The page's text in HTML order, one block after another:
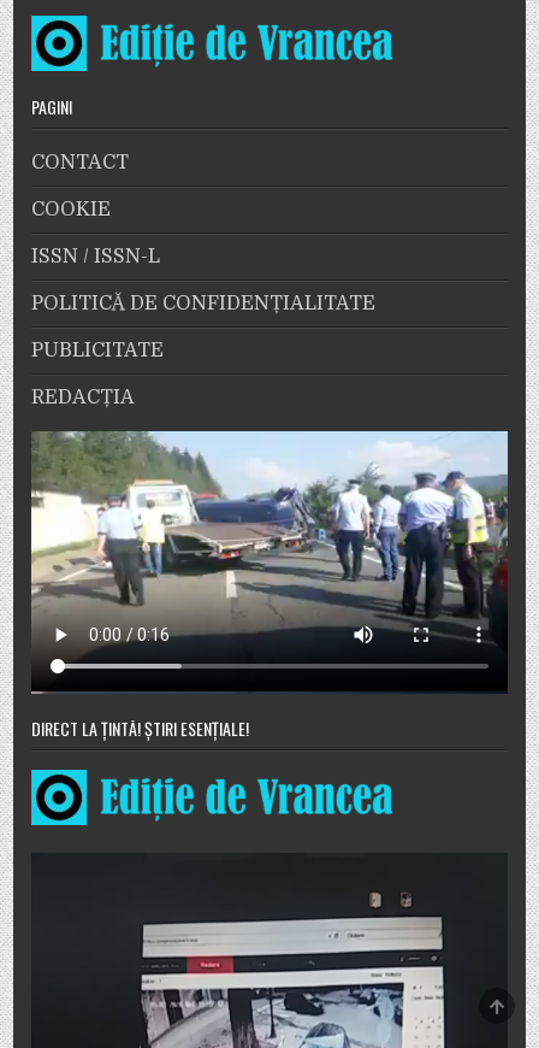
PAGINI
CONTACT
COOKIE
ISSN / ISSN-L
POLITICĂ DE CONFIDENȚIALITATE
PUBLICITATE
REDACȚIA
DIRECT LA ȚINTĂ! ȘTIRI ESENȚIALE!
TOP